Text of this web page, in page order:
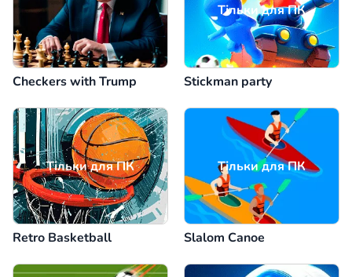
Checkers with Trump
Тільки для ПК
Stickman party
Тільки для ПК
Retro Basketball
Тільки для ПК
Slalom Canoe